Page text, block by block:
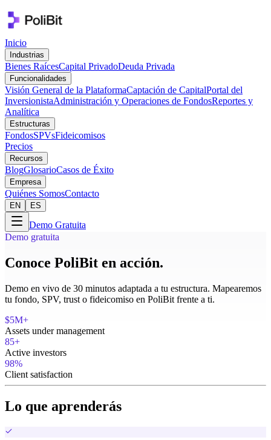
Inicio
Industrias
Bienes RaícesCapital PrivadoDeuda Privada
Funcionalidades
Visión General de la PlataformaCaptación de CapitalPortal del
InversionistaAdministración y Operaciones de FondosReportes y
Analítica
Estructuras
FondosSPVsFideicomisos
Precios
Recursos
BlogGlosarioCasos de Éxito
Empresa
Quiénes SomosContacto
EN ES
Demo Gratuita
Demo gratuita
Conoce PoliBit en acción.
Demo en vivo de 30 minutos adaptada a tu estructura. Mapearemos
tu fondo, SPV, trust o fideicomiso en PoliBit frente a ti.
$5M+
Assets under management
85+
Active investors
98%
Client satisfaction
Lo que aprenderás